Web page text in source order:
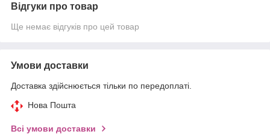
Відгуки про товар
Ще немає відгуків про цей товар
Умови доставки
Доставка здійснюється тільки по передоплаті.
Нова Пошта
Всі умови доставки